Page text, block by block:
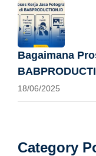
Bagaimana
18/06/2025
Category